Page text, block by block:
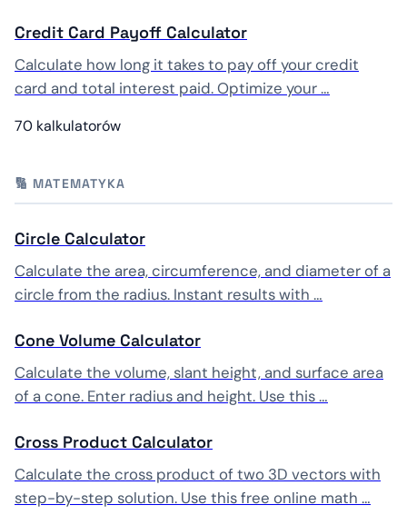
Credit Card Payoff Calculator
Calculate how long it takes to pay off your credit
card and total interest paid. Optimize your …
70 kalkulatorów
🔢 MATEMATYKA
Circle Calculator
Calculate the area, circumference, and diameter of a
circle from the radius. Instant results with …
Cone Volume Calculator
Calculate the volume, slant height, and surface area
of a cone. Enter radius and height. Use this …
Cross Product Calculator
Calculate the cross product of two 3D vectors with
step-by-step solution. Use this free online math …